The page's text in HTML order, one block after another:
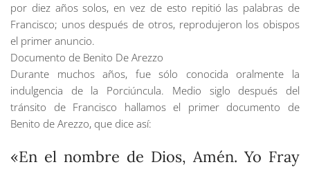
por diez años solos, en vez de esto repitió las palabras de
Francisco; unos después de otros, reprodujeron los obispos
el primer anuncio.
Documento de Benito De Arezzo
Durante muchos años, fue sólo conocida oralmente la
indulgencia de la Porciúncula. Medio siglo después del
tránsito de Francisco hallamos el primer documento de
Benito de Arezzo, que dice así:
«En el nombre de Dios, Amén. Yo Fray